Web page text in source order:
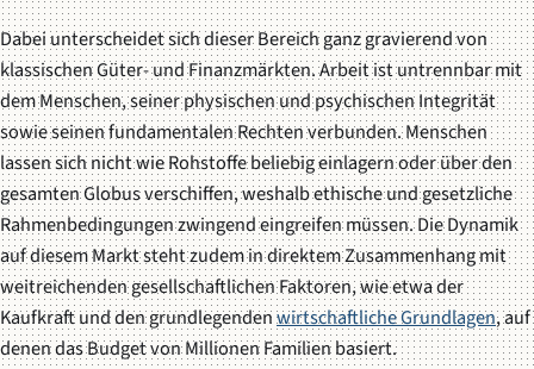
Dabei unterscheidet sich dieser Bereich ganz gravierend von
klassischen Güter- und Finanzmärkten. Arbeit ist untrennbar mit
dem Menschen, seiner physischen und psychischen Integrität
sowie seinen fundamentalen Rechten verbunden. Menschen
lassen sich nicht wie Rohstoffe beliebig einlagern oder über den
gesamten Globus verschiffen, weshalb ethische und gesetzliche
Rahmenbedingungen zwingend eingreifen müssen. Die Dynamik
auf diesem Markt steht zudem in direktem Zusammenhang mit
weitreichenden gesellschaftlichen Faktoren, wie etwa der
Kaufkraft und den grundlegendenwirtschaftliche Grundlagen, auf
denen das Budget von Millionen Familien basiert.